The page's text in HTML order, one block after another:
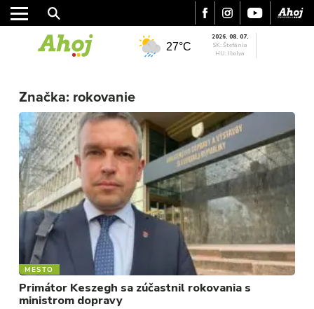
REGIÓN
ŠPORT
KULTÚRA
FOTKY
VIDEO
27°C
2026. 08. 07.
SK: Štefánia
HU: Ibolya
Značka: rokovanie
MESTO
Primátor Keszegh sa zúčastnil rokovania s
ministrom dopravy